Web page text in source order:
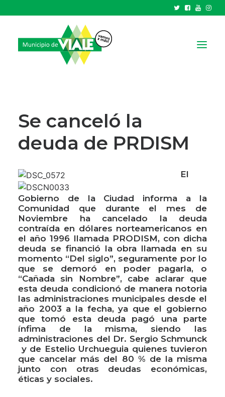
HCD
TRÁMITES Y SERVICIOS
PARQUE INDUSTRIAL
RECAUDACIONES
Se canceló la
deuda de PRDISM
El
Gobierno de la Ciudad informa a la
Comunidad que durante el mes de
Noviembre ha cancelado la deuda
contraída en dólares norteamericanos en
el año 1996 llamada PRODISM, con dicha
deuda se financió la obra llamada en su
momento “Del siglo”, seguramente por lo
que se demoró en poder pagarla, o
“Cañada sin Nombre”, cabe aclarar que
esta deuda condicionó de manera notoria
las administraciones municipales desde el
año 2003 a la fecha, ya que el gobierno
que tomó esta deuda pagó una parte
ínfima de la misma, siendo las
administraciones del Dr. Sergio Schmunck
y de Estelio Urchueguia quienes tuvieron
que cancelar más del 80 % de la misma
junto con otras deudas económicas,
éticas y sociales.